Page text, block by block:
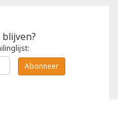
Abonneer